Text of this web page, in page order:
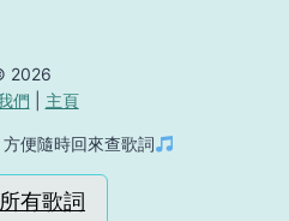
2026
們
主頁
便隨時回來查歌詞
有歌詞